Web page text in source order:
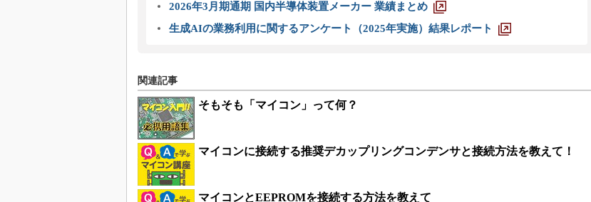
2026年3月期通期 国内半導体装置メーカー 業績まとめ
生成AIの業務利用に関するアンケート（2025年実施）結果レポート
関連記事
そもそも「マイコン」って何？
マイコンに接続する推奨デカップリングコンデンサと接続方法を教えて！
マイコンとEEPROMを接続する方法を教えて